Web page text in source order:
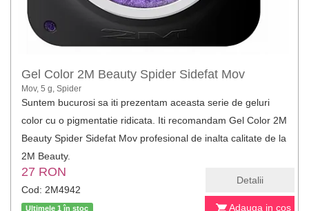
Adauga in cos
Detalii
Gel Color 2M Beauty Spider Sidefat Mov
Mov, 5 g, Spider
Suntem bucurosi sa iti prezentam aceasta serie de geluri
color cu o pigmentatie ridicata. Iti recomandam Gel Color 2M
Beauty Spider Sidefat Mov profesional de inalta calitate de la
2M Beauty.
27 RON
Cod: 2M4942
Ultimele 1 în stoc